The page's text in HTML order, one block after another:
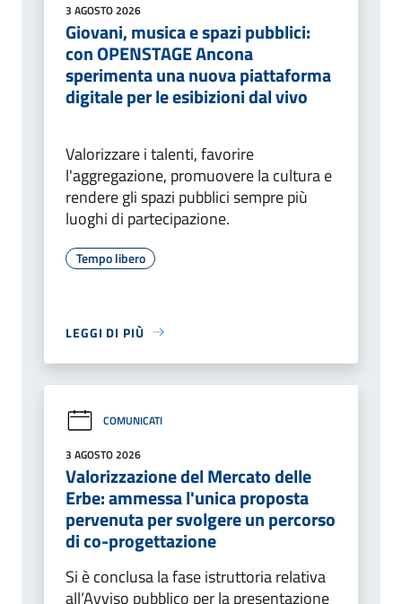
3 AGOSTO 2026
Giovani, musica e spazi pubblici:
con OPENSTAGE Ancona
sperimenta una nuova piattaforma
digitale per le esibizioni dal vivo
Valorizzare i talenti, favorire
l'aggregazione, promuovere la cultura e
rendere gli spazi pubblici sempre più
luoghi di partecipazione.
Tempo libero
LEGGI DI PIÙ
COMUNICATI
3 AGOSTO 2026
Valorizzazione del Mercato delle
Erbe: ammessa l'unica proposta
pervenuta per svolgere un percorso
di co-progettazione
Si è conclusa la fase istruttoria relativa
all’Avviso pubblico per la presentazione